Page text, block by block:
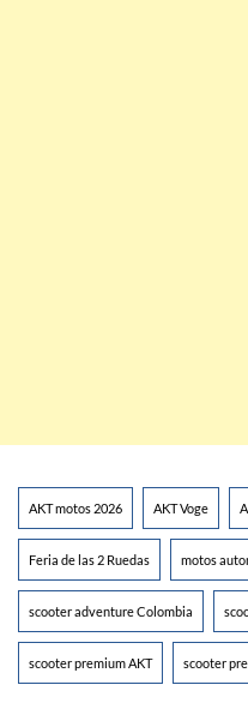
AKT motos 2026 AKT Voge
Feria de las 2 Ruedas motos
scooter adventure Colombia
scooter premium AKT scooter